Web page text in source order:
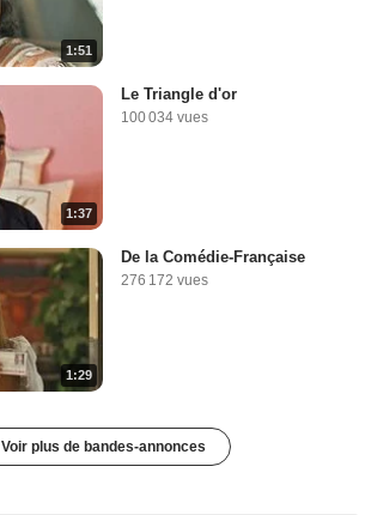
1:51
1:37
Le Triangle d'or
100 034 vues
1:29
De la Comédie-Française
276 172 vues
Voir plus de bandes-annonces